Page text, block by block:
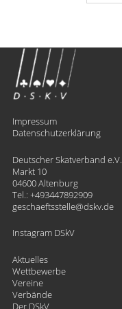
Impressum
Datenschutzerklärung
Deutscher Skatverband e.V.
Markt 10
04600 Altenburg
Tel.: +493447892909
geschaeftsstelle
​dskv.de
Instagram DSkV
Aktuelles
Wettbewerbe
Vereine
Verbände
Der DSkV